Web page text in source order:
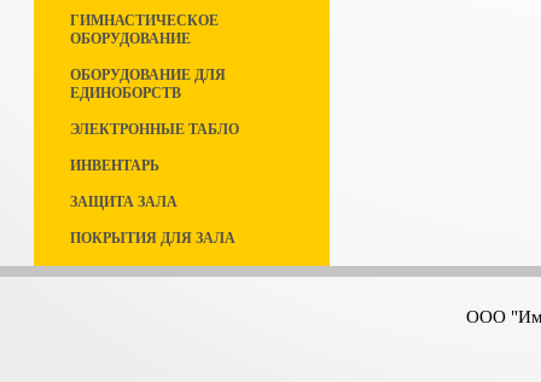
ГИМНАСТИЧЕСКОЕ
ОБОРУДОВАНИЕ
ОБОРУДОВАНИЕ ДЛЯ
ЕДИНОБОРСТВ
ЭЛЕКТРОННЫЕ ТАБЛО
ИНВЕНТАРЬ
ЗАЩИТА ЗАЛА
ПОКРЫТИЯ ДЛЯ ЗАЛА
ООО